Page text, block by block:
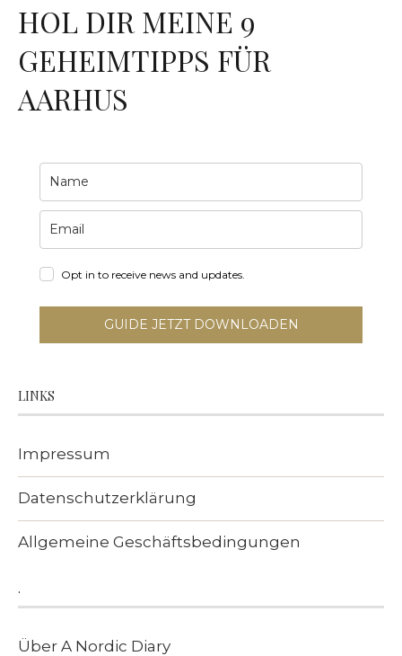
HOL DIR MEINE 9
GEHEIMTIPPS FÜR
AARHUS
Opt in to receive news and updates.
GUIDE JETZT DOWNLOADEN
LINKS
Impressum
Datenschutzerklärung
Allgemeine Geschäftsbedingungen
.
Über A Nordic Diary